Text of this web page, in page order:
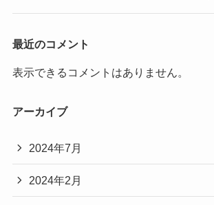
最近のコメント
表示できるコメントはありません。
アーカイブ
2024年7月
2024年2月